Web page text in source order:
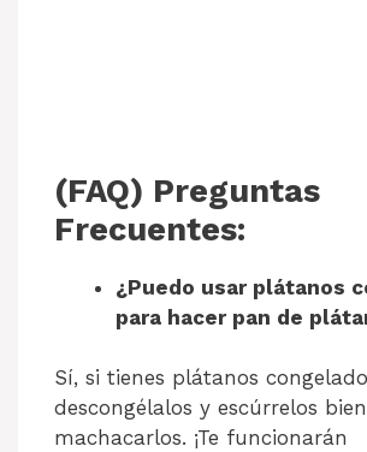
(FAQ) Preguntas
Frecuentes:
¿Puedo usar plátanos
para hacer pan de
Sí, si tienes plátanos
descongélalos y escúrrelos
machacarlos. ¡Te funcionarán